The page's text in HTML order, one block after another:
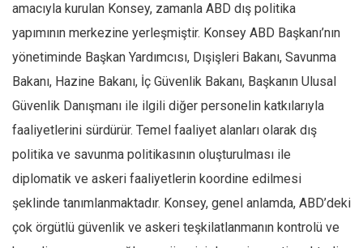
amacıyla kurulan Konsey, zamanla ABD dış politika
yapımının merkezine yerleşmiştir. Konsey ABD Başkanı’nın
yönetiminde Başkan Yardımcısı, Dışişleri Bakanı, Savunma
Bakanı, Hazine Bakanı, İç Güvenlik Bakanı, Başkanın Ulusal
Güvenlik Danışmanı ile ilgili diğer personelin katkılarıyla
faaliyetlerini sürdürür. Temel faaliyet alanları olarak dış
politika ve savunma politikasının oluşturulması ile
diplomatik ve askeri faaliyetlerin koordine edilmesi
şeklinde tanımlanmaktadır. Konsey, genel anlamda, ABD’deki
çok örgütlü güvenlik ve askeri teşkilatlanmanın kontrolü ve